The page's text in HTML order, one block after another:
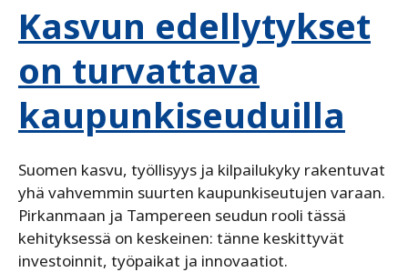
Kasvun edellytykset
on turvattava
kaupunkiseuduilla
Suomen kasvu, työllisyys ja kilpailukyky rakentuvat
yhä vahvemmin suurten kaupunkiseutujen varaan.
Pirkanmaan ja Tampereen seudun rooli tässä
kehityksessä on keskeinen: tänne keskittyvät
investoinnit, työpaikat ja innovaatiot.